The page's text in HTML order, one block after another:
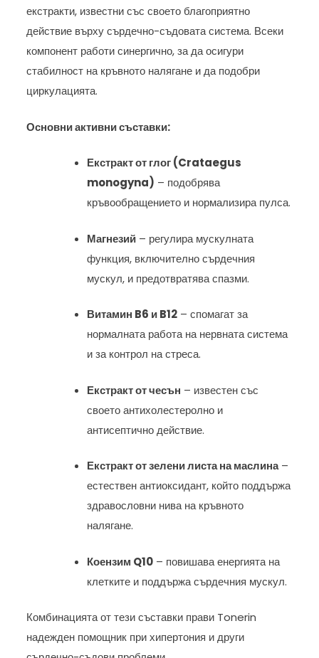
екстракти, известни със своето благоприятно
действие върху сърдечно-съдовата система. Всеки
компонент работи синергично, за да осигури
стабилност на кръвното налягане и да подобри
циркулацията.
Основни активни съставки:
Екстракт от глог (Crataegus
monogyna) – подобрява
кръвообращението и нормализира пулса.
Магнезий – регулира мускулната
функция, включително сърдечния
мускул, и предотвратява спазми.
Витамин B6 и B12 – спомагат за
нормалната работа на нервната система
и за контрол на стреса.
Екстракт от чесън – известен със
своето антихолестеролно и
антисептично действие.
Екстракт от зелени листа на маслина–
естествен антиоксидант, който поддържа
здравословни нива на кръвното
налягане.
Коензим Q10 – повишава енергията на
клетките и поддържа сърдечния мускул.
Комбинацията от тези съставки прави Tonerin
надежден помощник при хипертония и други